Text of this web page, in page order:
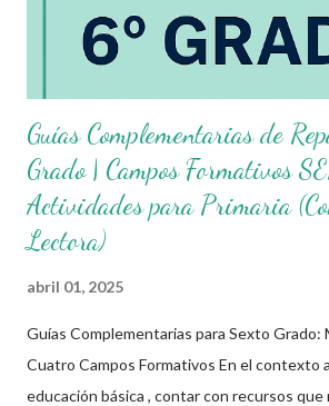
cuatro campos formativos establecidos por...
Guías Complementarias de
Grado | Campos Formativos
Actividades para Primaria
Lectora)
abril 01, 2025
Guías Complementarias para Sexto Grado:
Cuatro Campos Formativos En el contexto
educación básica , contar con recursos